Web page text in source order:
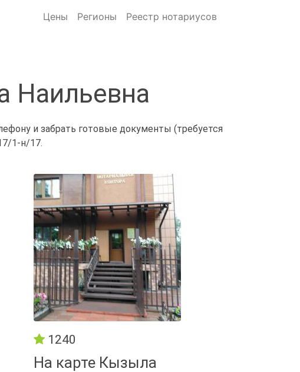
Цены Регионы Реестр нотариусов
Наильевна
и забрать готовые документы (требуется
1-н/17.
1240
На карте Кызыла